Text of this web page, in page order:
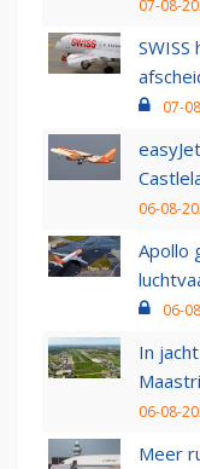
07-08-
07-
06-08-
Apollo
06-
In
06-08-
Meer